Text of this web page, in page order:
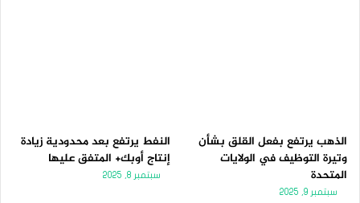
الذهب يرتفع بفعل القلق بشأن
وتيرة التوظيف في الولايات
المتحدة
سبتمبر 9, 2025
النفط يرتفع بعد محدودية زيادة
إنتاج أوبك+ المتفق عليها
سبتمبر 8, 2025